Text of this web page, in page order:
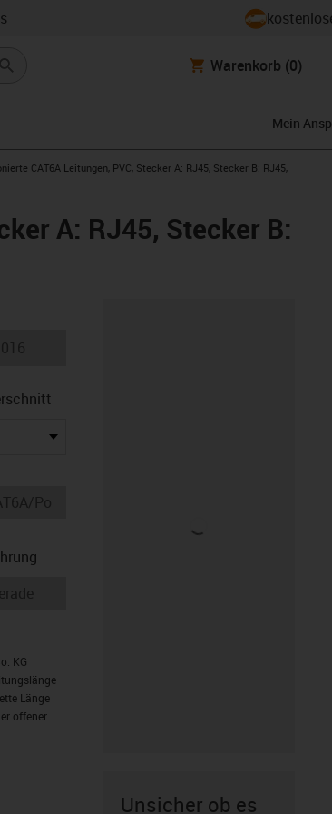
Warenkorb (0)
Mein
right
CAT6A Leitungen, PVC, Stecker A: RJ45, Stecker B: RJ45,
A: RJ45, Stecker B:
KG
Länge
offener
Unsicher ob es